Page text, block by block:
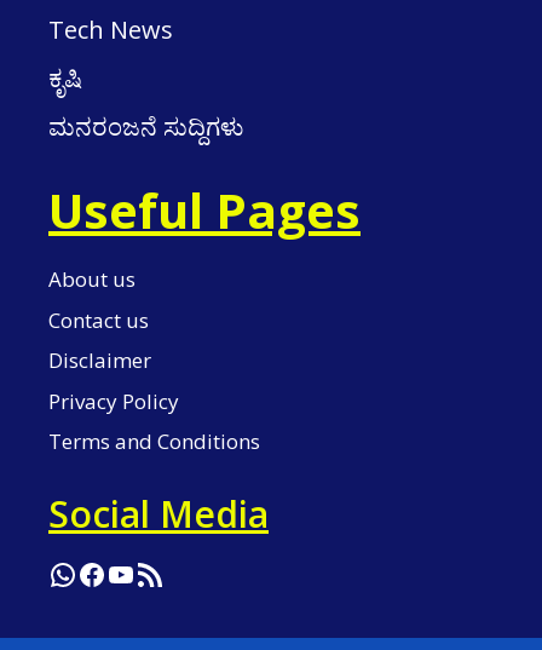
Tech News
ಕೃಷಿ
ಮನರಂಜನೆ ಸುದ್ದಿಗಳು
Useful Pages
About us
Contact us
Disclaimer
Privacy Policy
Terms and Conditions
Social Media
WhatsApp
Facebook
YouTube
RSS Feed